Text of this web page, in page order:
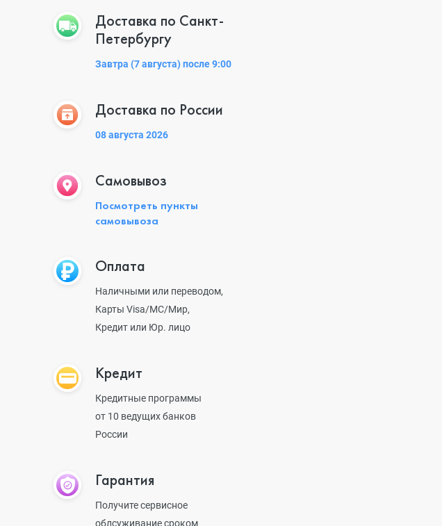
Доставка по Санкт-
Петербургу
Завтра (7 августа) после 9:00
Доставка по России
08 августа 2026
Самовывоз
Посмотреть пункты
самовывоза
Оплата
Наличными или переводом,
Карты Visa/MC/Мир,
Кредит или Юр. лицо
Кредит
Кредитные программы
от 10 ведущих банков
России
Гарантия
Получите сервисное
облсуживание сроком